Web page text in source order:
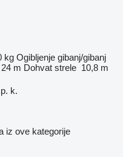
kg Ogibljenje gibanj/gibanj
24 m Dohvat strele 10,8 m
k.
iz ove kategorije